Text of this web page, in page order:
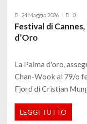
24 Maggio 2026 0
Festival di
d’Oro
La Palma d'oro,
Chan-Wook al 79/o
Fjord di Cristian
LEGGI TUTTO